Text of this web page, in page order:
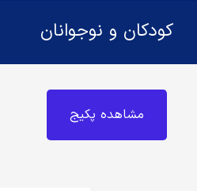
کودکان و نوجوانان
مشاهده پکیج